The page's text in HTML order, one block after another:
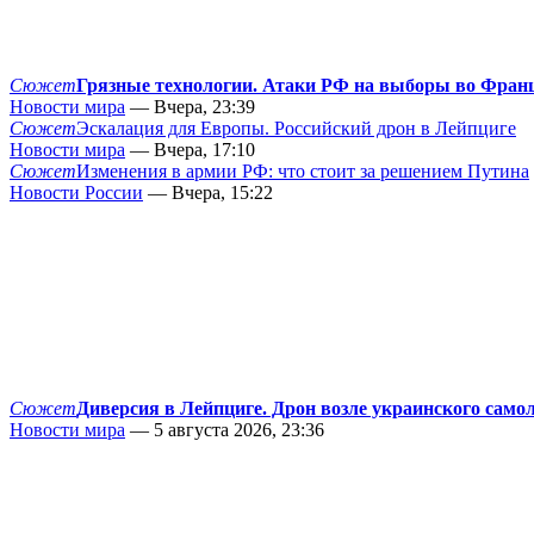
СюжетГрязные технологии. Атаки РФ на выборы во
Новости мира — Вчера, 23:39
СюжетЭскалация для Европы. Российский дрон в Лейпциге
Новости мира — Вчера, 17:10
СюжетИзменения в армии РФ: что стоит за решением Путина
Новости России — Вчера, 15:22
СюжетДиверсия в Лейпциге. Дрон возле украинского
Новости мира — 5 августа 2026, 23:36